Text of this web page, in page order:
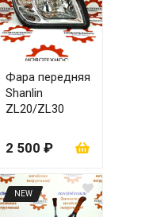
Фара передняя
Shanlin
ZL20/ZL30
2 500 ₽
NEW